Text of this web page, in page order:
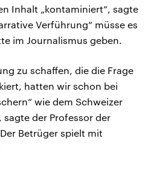
Inhalt „kontaminiert“, sagte
Verführung“ müsse es
im Journalismus geben.
zu schaffen, die die Frage
hatten wir schon bei
wie dem Schweizer
sagte der Professor der
Betrüger spielt mit